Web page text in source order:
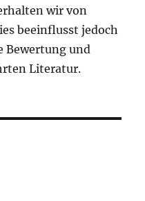
wir von
beeinflusst jedoch
Bewertung und
Literatur.